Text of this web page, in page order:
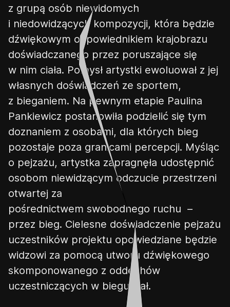
z grupą osób niewidomych
i niedowidzących kompozycji, która będzie
dźwiękowym odpowiednikiem krajobrazu
doświadczanego przez poruszające się
w nim ciała. Pomysł artystki ewoluował z jej
własnych doświadczeń ze sportem,
z bieganiem. Na pewnym etapie Paulina
Pankiewicz postanowiła podzielić się tym
doznaniem z osobami, dla których bieg
pozostaje poza granicami percepcji. Myśląc
o pejzażu, artystka zapragnęła udostępnić
osobom niewidzącym odczucie przestrzeni
otwartej za
pośrednictwem swobodnego ruchu –
przez bieg. Cielesne doświadczenie pejzażu
uczestników projektu opowiedziane będzie
widzowi za pomocą utworu dźwiękowego
skomponowanego z oddechów
uczestniczących w biegu ciał.